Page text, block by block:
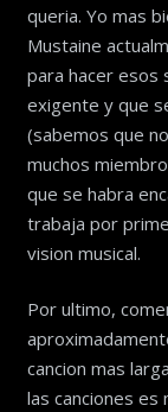
queria. Yo mas
Mustaine
para hacer esos
exigente y que
(sabemos que
muchos
que se habra
trabaja por
vision musical.
Por ultimo,
cancion mas
las canciones es